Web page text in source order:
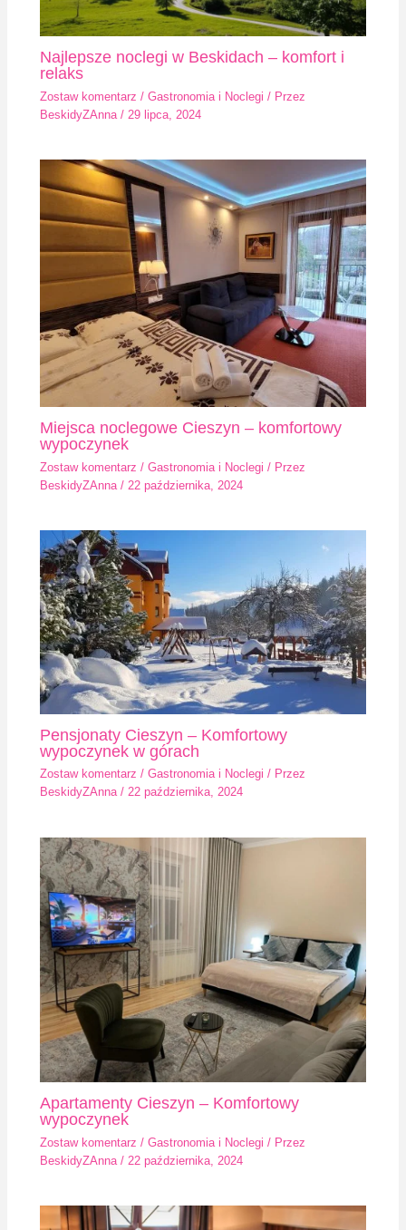
Najlepsze noclegi w Beskidach – komfort i
relaks
Zostaw komentarz /Gastronomia i Noclegi / Przez
BeskidyZAnna/ 29 lipca, 2024
Miejsca noclegowe Cieszyn – komfortowy
wypoczynek
Zostaw komentarz /Gastronomia i Noclegi / Przez
BeskidyZAnna/ 22 października, 2024
Pensjonaty Cieszyn – Komfortowy
wypoczynek w górach
Zostaw komentarz /Gastronomia i Noclegi / Przez
BeskidyZAnna/22 października, 2024
Apartamenty Cieszyn – Komfortowy
wypoczynek
Zostaw komentarz /Gastronomia i Noclegi / Przez
BeskidyZAnna/ 22 października, 2024